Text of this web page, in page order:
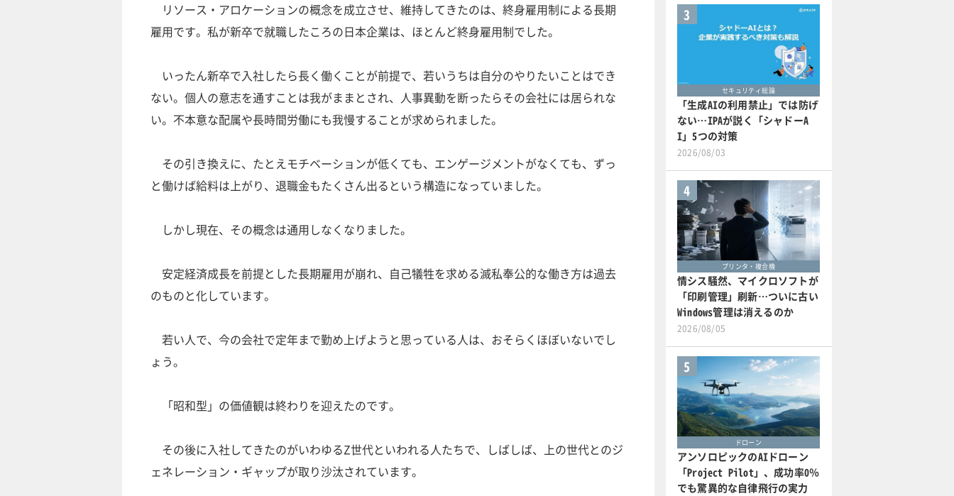
リソース・アロケーションの概念を成立させ、維持してきたのは、終身雇用制による長期
雇用です。私が新卒で就職したころの日本企業は、ほとんど終身雇用制でした。
いったん新卒で入社したら長く働くことが前提で、若いうちは自分のやりたいことはでき
ない。個人の意志を通すことは我がままとされ、人事異動を断ったらその会社には居られな
い。不本意な配属や長時間労働にも我慢することが求められました。
その引き換えに、たとえモチベーションが低くても、エンゲージメントがなくても、ずっ
と働けば給料は上がり、退職金もたくさん出るという構造になっていました。
しかし現在、その概念は通用しなくなりました。
安定経済成長を前提とした長期雇用が崩れ、自己犠牲を求める滅私奉公的な働き方は過去
のものと化しています。
若い人で、今の会社で定年まで勤め上げようと思っている人は、おそらくほぼいないでし
ょう。
「昭和型」の価値観は終わりを迎えたのです。
その後に入社してきたのがいわゆるZ世代といわれる人たちで、しばしば、上の世代とのジ
ェネレーション・ギャップが取り沙汰されています。
3
セキュリティ総論
「生成AIの利用禁止」では防げ
ない…IPAが説く「シャドーA
I」5つの対策
2026/08/03
4
プリンタ・複合機
情シス騒然、マイクロソフトが
「印刷管理」刷新…ついに古い
Windows管理は消えるのか
2026/08/05
5
ドローン
アンソロピックのAIドローン
「Project Pilot」、成功率0％
でも驚異的な自律飛行の実力